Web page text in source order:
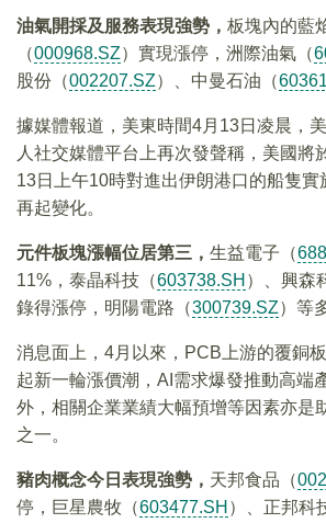
油氣開採及服務表現強勢， 板塊內的藍
（000968.SZ）實現漲停，洲際油氣（
股份（002207.SZ）、中曼石油（
據媒體報道，美東時間4月13日凌晨，
人社交媒體平台上再次發聲稱，美國將
13日上午10時對進出伊朗港口的船隻實
再起變化。
元件板塊漲幅位居第三， 生益電子（
11%，泰晶科技（603738.SH ）、興森
錄得漲停，明陽電路（300739.SZ）等
消息面上，4月以來，PCB上游的覆銅
起新一輪漲價潮，AI需求爆發推動高端
外，相關企業業績大幅預增等因素亦是
之一。
豬肉概念今日表現強勢， 天邦食品（
停，巨星農牧（603477.SH ）、正邦科